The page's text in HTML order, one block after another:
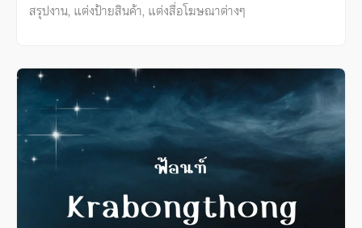
สรุปงาน, แต่งป้ายสินค้า, แต่งสื่อโฆษณาต่างๆ